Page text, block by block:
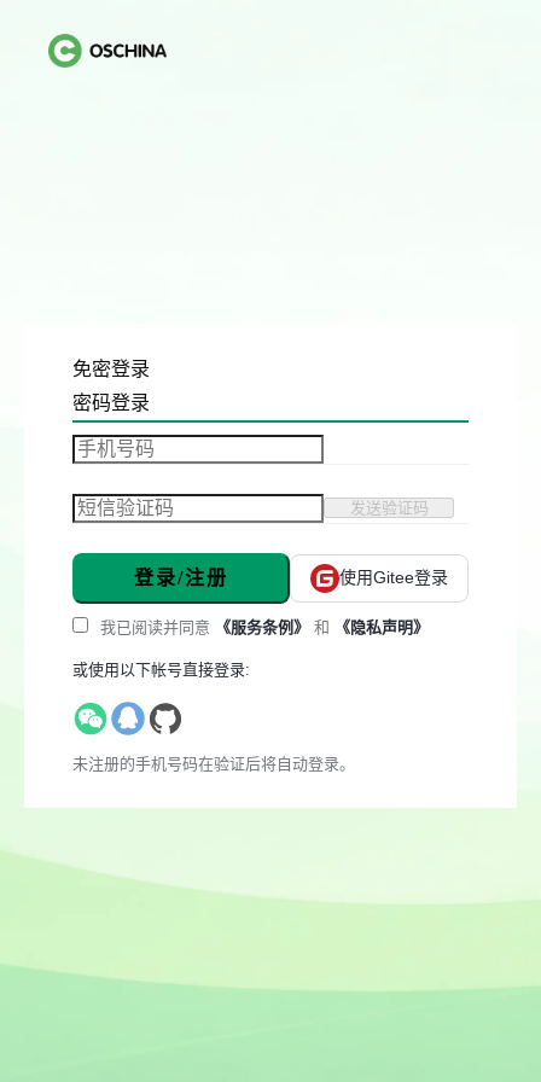
免密登录
密码登录
发送验证码
登录/注册 使用Gitee登录
我已阅读并同意 《服务条例》 和 《隐私声明》
或使用以下帐号直接登录:
未注册的手机号码在验证后将自动登录。